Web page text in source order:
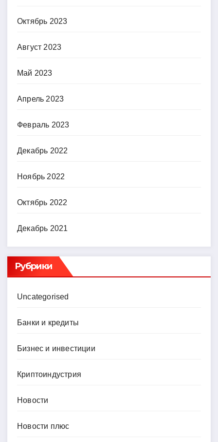
Октябрь 2023
Август 2023
Май 2023
Апрель 2023
Февраль 2023
Декабрь 2022
Ноябрь 2022
Октябрь 2022
Декабрь 2021
Рубрики
Uncategorised
Банки и кредиты
Бизнес и инвестиции
Криптоиндустрия
Новости
Новости плюс